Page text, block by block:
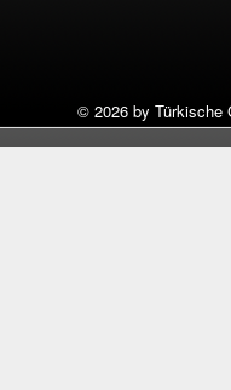
© 2026 by Türkische